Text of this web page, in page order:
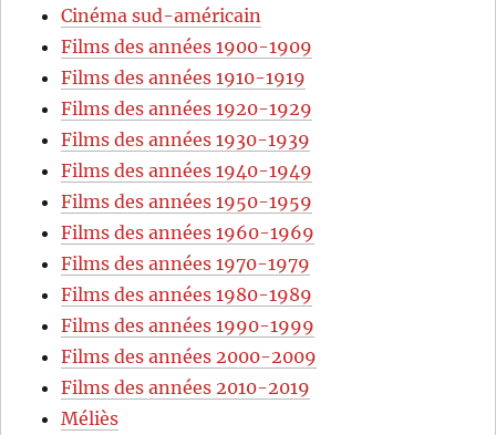
Cinéma sud-américain
Films des années 1900-1909
Films des années 1910-1919
Films des années 1920-1929
Films des années 1930-1939
Films des années 1940-1949
Films des années 1950-1959
Films des années 1960-1969
Films des années 1970-1979
Films des années 1980-1989
Films des années 1990-1999
Films des années 2000-2009
Films des années 2010-2019
Méliès